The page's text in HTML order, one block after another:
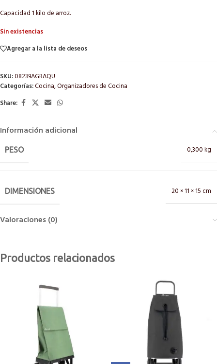
Capacidad 1 kilo de arroz.
Sin existencias
Agregar a la lista de deseos
SKU:08239AGRAQU
Categorías:Cocina,Organizadores de Cocina
Share:
Información adicional
PESO 0,300 kg
DIMENSIONES 20 × 11 × 15 cm
Valoraciones (0)
Productos relacionados